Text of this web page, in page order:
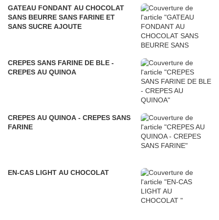
GATEAU FONDANT AU CHOCOLAT
SANS BEURRE SANS FARINE ET
SANS SUCRE AJOUTE
CREPES SANS FARINE DE BLE -
CREPES AU QUINOA
CREPES AU QUINOA - CREPES SANS
FARINE
EN-CAS LIGHT AU CHOCOLAT